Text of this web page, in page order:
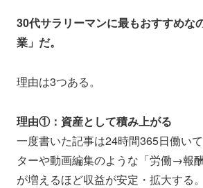
30代サラリーマンに最もおすすめな
業」だ。
理由は3つある。
理由①：資産として積み上がる
一度書いた記事は24時間365日働い
ターや動画編集のような「労働→報
が増えるほど収益が安定・拡大する。